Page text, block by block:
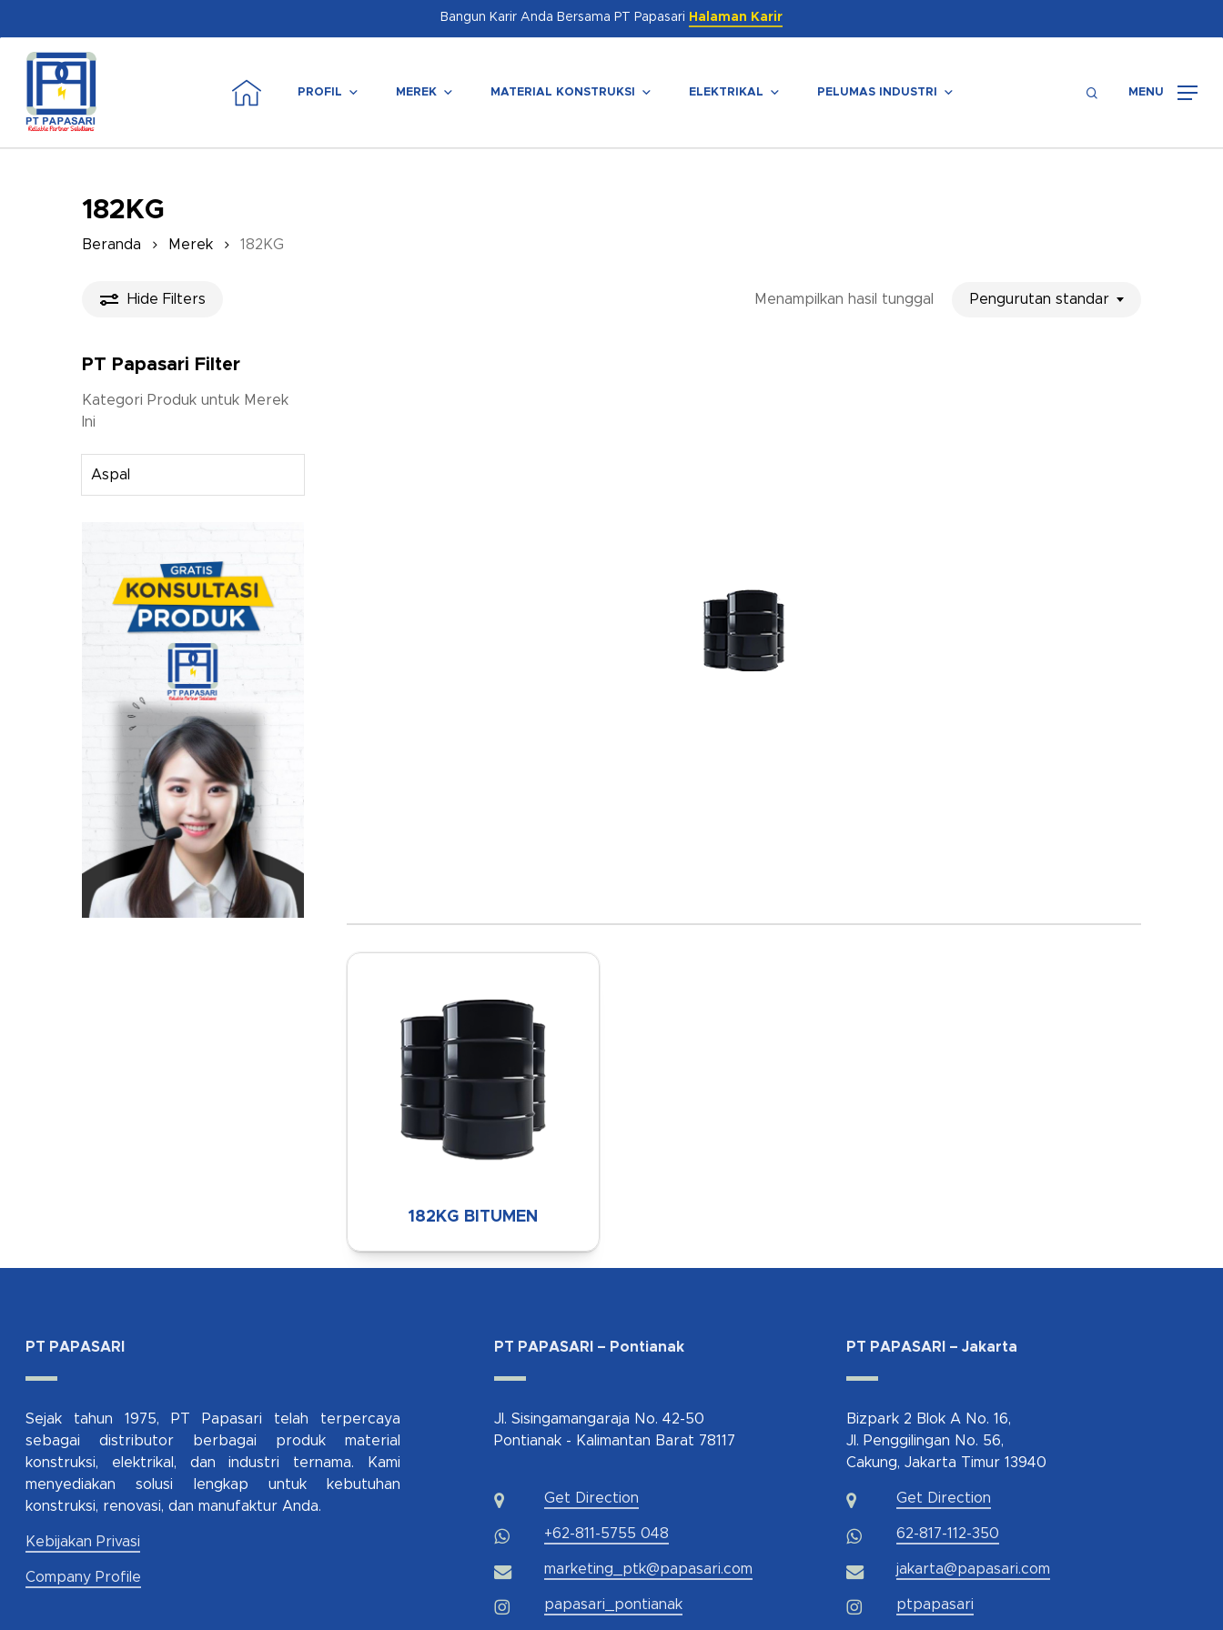
main
Bangun Karir Anda Bersama PT Papasari Halaman Karir
PROFIL MEREK MATERIAL KONSTRUKSI ELEKTRIKAL PELUMAS INDUSTRI searchMENU
182KG
Beranda Merek 182KG
Hide Filters Menampilkan hasil tunggal Pengurutan standar
PT Papasari Filter
Kategori Produk untuk Merek
Ini
Aspal
182KG BITUMEN
PT PAPASARI
Sejak tahun 1975, PT Papasari telah terpercaya
sebagai distributor berbagai produk material
konstruksi, elektrikal, dan industri ternama. Kami
menyediakan solusi lengkap untuk kebutuhan
konstruksi, renovasi, dan manufaktur Anda.
Kebijakan Privasi
Company Profile
PT PAPASARI – Pontianak
Jl. Sisingamangaraja No. 42-50
Pontianak - Kalimantan Barat 78117
Get Direction
+62-811-5755 048
marketing_ptk@papasari.com
papasari_pontianak
PT PAPASARI – Jakarta
Bizpark 2 Blok A No. 16,
Jl. Penggilingan No. 56,
Cakung, Jakarta Timur 13940
Get Direction
62-817-112-350
jakarta@papasari.com
ptpapasari